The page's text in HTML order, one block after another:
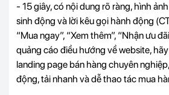
- 15 giây, có nội dung rõ ràng, hình
sinh động và lời kêu gọi hành động
“Mua ngay”, “Xem thêm”, “Nhận ưu
quảng cáo điều hướng về website,
landing page bán hàng chuyên
động, tải nhanh và dễ thao tác mua